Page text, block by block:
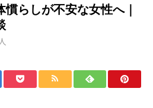
らしが不安な女性へ｜